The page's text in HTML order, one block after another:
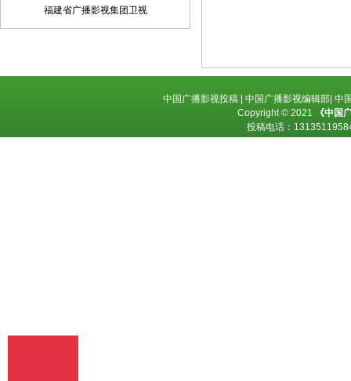
制电影、电视、录像制品、录制录音制
稿人委托我刊声明，未经我方许可，任何
福建省广播影视集团卫视
中国广播影视投稿| 中国广播影视编辑部| 中
Copyright © 2021
《中国
投稿电话：